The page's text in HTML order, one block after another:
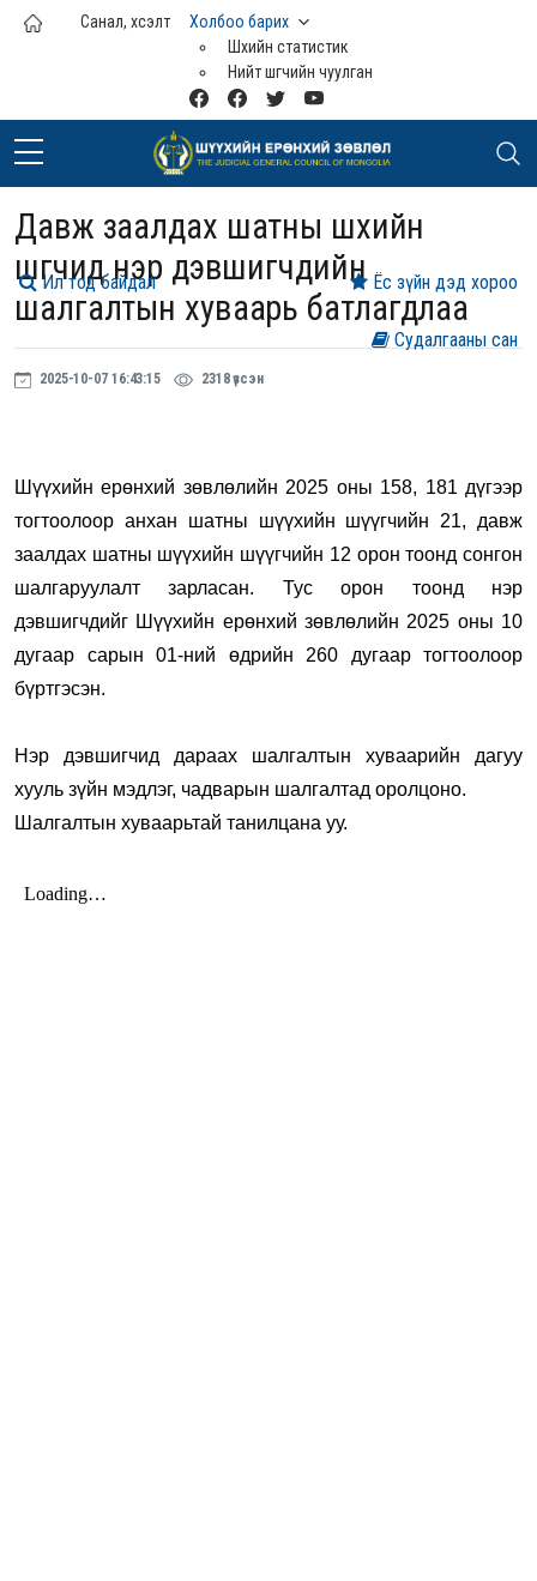
Үндсэн агуулга руу шилжих
Санал, хүсэлт
Холбоо барих
Шүүхийн статистик
Нийт шүүгчийн чуулган
Давж заалдах шатны шүүхийн
шүүгчид нэр дэвшигчдийн
шалгалтын хуваарь батлагдлаа
2025-10-07 16:43:15 2318 үзсэн
Шүүхийн ерөнхий зөвлөлийн 2025 оны 158, 181 дүгээр
тогтоолоор анхан шатны шүүхийн шүүгчийн 21, давж
заалдах шатны шүүхийн шүүгчийн 12 орон тоонд сонгон
шалгаруулалт зарласан. Тус орон тоонд нэр
дэвшигчдийг Шүүхийн ерөнхий зөвлөлийн 2025 оны 10
дугаар сарын 01-ний өдрийн 260 дугаар тогтоолоор
бүртгэсэн.
Нэр дэвшигчид дараах шалгалтын хуваарийн дагуу
хууль зүйн мэдлэг, чадварын шалгалтад оролцоно.
Шалгалтын хуваарьтай танилцана уу.
Судалгааны сан
Ёс зүйн дэд хороо
Ил тод байдал